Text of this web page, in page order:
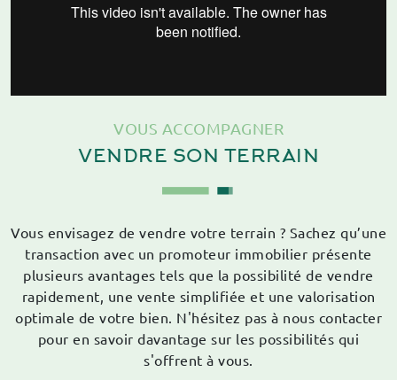
VOUS ACCOMPAGNER
VENDRE SON TERRAIN
Vous envisagez de vendre votre terrain ? Sachez qu’une
transaction avec un promoteur immobilier présente
plusieurs avantages tels que la possibilité de vendre
rapidement, une vente simplifiée et une valorisation
optimale de votre bien. N'hésitez pas à nous contacter
pour en savoir davantage sur les possibilités qui
s'offrent à vous.